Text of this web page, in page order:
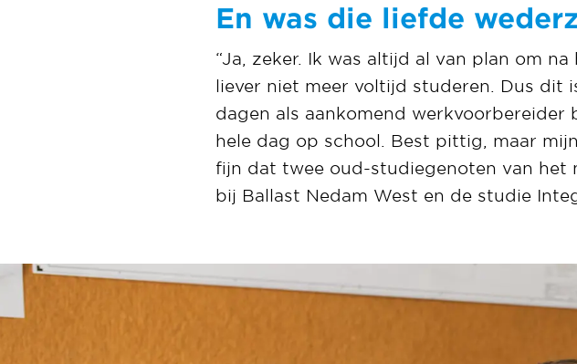
En was die liefde
“Ja, zeker. Ik was altijd al van plan om
liever niet meer voltijd studeren. Dus dit
dagen als aankomend
hele dag op school. Best pittig, maar
fijn dat twee oud-studiegenoten van het
bij Ballast Nedam West en de studie